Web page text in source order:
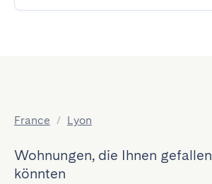
France / Lyon
Wohnungen, die Ihnen gefallen
könnten